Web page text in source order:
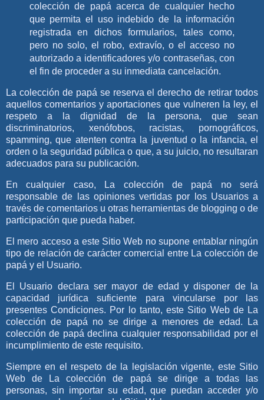
colección de papá acerca de cualquier hecho
que permita el uso indebido de la información
registrada en dichos formularios, tales como,
pero no solo, el robo, extravío, o el acceso no
autorizado a identificadores y/o contraseñas, con
el fin de proceder a su inmediata cancelación.
La colección de papáse reserva el derecho de retirar todos
aquellos comentarios y aportaciones que vulneren la ley, el
respeto a la dignidad de la persona, que sean
discriminatorios, xenófobos, racistas, pornográficos,
spamming, que atenten contra la juventud o la infancia, el
orden o la seguridad pública o que, a su juicio, no resultaran
adecuados para su publicación.
En cualquier caso, La colección de papá no será
responsable de las opiniones vertidas por los Usuarios a
través de comentarios u otras herramientas de blogging o de
participación que pueda haber.
El mero acceso a este Sitio Web no supone entablar ningún
tipo de relación de carácter comercial entre La colección de
papá y el Usuario.
El Usuario declara ser mayor de edad y disponer de la
capacidad jurídica suficiente para vincularse por las
presentes Condiciones. Por lo tanto, este Sitio Web de La
colección de papá no se dirige a menores de edad.
La
colección de papá declina cualquier responsabilidad por el
incumplimiento de este requisito.
Siempre en el respeto de la legislación vigente, este Sitio
Web de
La colección de papá se dirige a todas las
personas, sin importar su edad, que puedan acceder y/o